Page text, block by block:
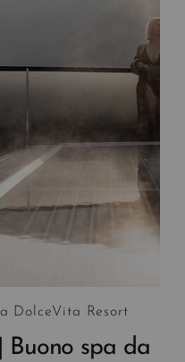
DolceVita Resort
Buono spa da